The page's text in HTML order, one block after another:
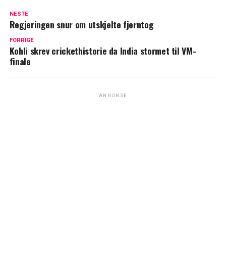
NESTE
Regjeringen snur om utskjelte fjerntog
FORRIGE
Kohli skrev crickethistorie da India stormet til VM-
finale
ANNONSE